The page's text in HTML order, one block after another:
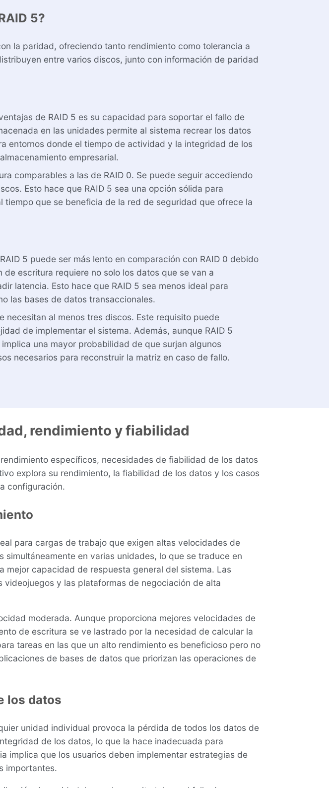
5?
la paridad, ofreciendo tanto rendimiento como tolerancia a
entre varios discos, junto con información de paridad
de RAID 5 es su capacidad para soportar el fallo de
en las unidades permite al sistema recrear los datos
entornos donde el tiempo de actividad y la integridad de los
empresarial.
comparables a las de RAID 0. Se puede seguir accediendo
Esto hace que RAID 5 sea una opción sólida para
que se beneficia de la red de seguridad que ofrece la
5 puede ser más lento en comparación con RAID 0 debido
escritura requiere no solo los datos que se van a
latencia. Esto hace que RAID 5 sea menos ideal para
las bases de datos transaccionales.
necesitan al menos tres discos. Este requisito puede
de implementar el sistema. Además, aunque RAID 5
una mayor probabilidad de que surjan algunos
necesarios para reconstruir la matriz en caso de fallo.
rendimiento y fiabilidad
específicos, necesidades de fiabilidad de los datos
explora su rendimiento, la fiabilidad de los datos y los casos
configuración.
para cargas de trabajo que exigen altas velocidades de
en varias unidades, lo que se traduce en
capacidad de respuesta general del sistema. Las
y las plataformas de negociación de alta
moderada. Aunque proporciona mejores velocidades de
de escritura se ve lastrado por la necesidad de calcular la
tareas en las que un alto rendimiento es beneficioso pero no
de bases de datos que priorizan las operaciones de
los datos
unidad individual provoca la pérdida de todos los datos de
de los datos, lo que la hace inadecuada para
implica que los usuarios deben implementar estrategias de
importantes.